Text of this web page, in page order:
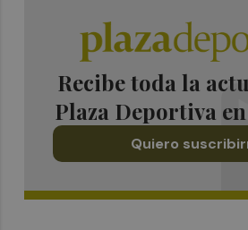
Recibe toda la
Plaza Deportiva
Quiero